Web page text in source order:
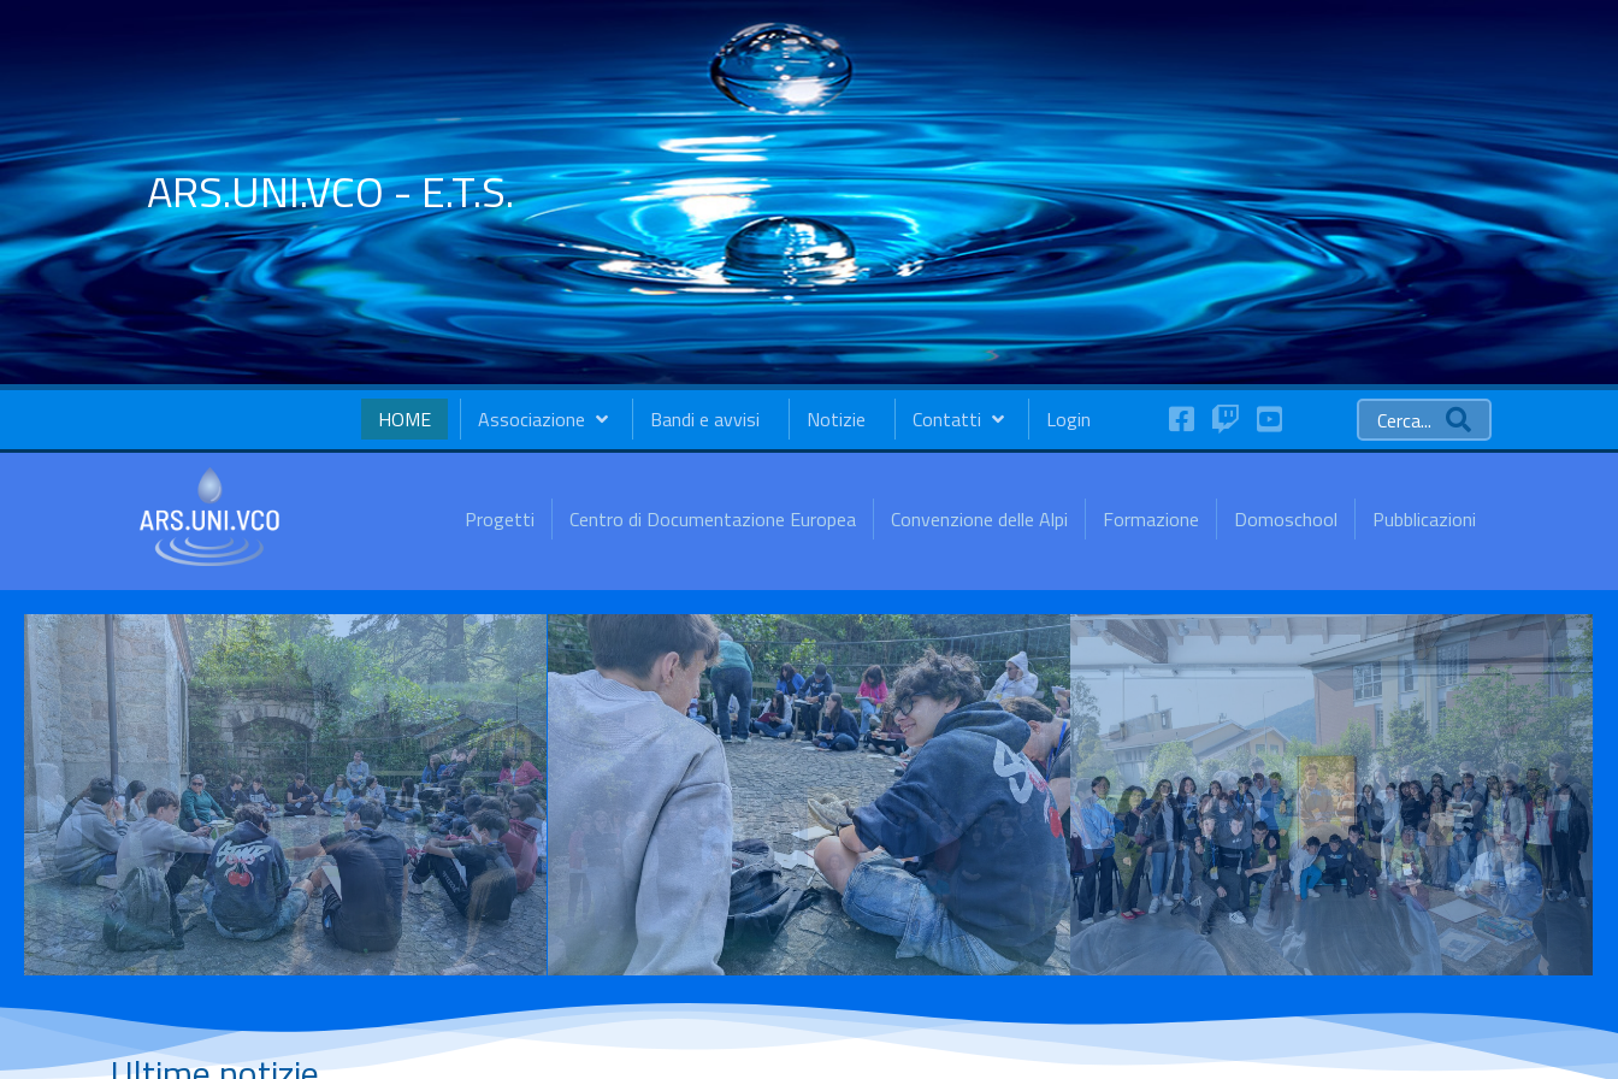
ARS.UNI.VCO - E.T.S.
HOME Associazione Bandi e avvisi Notizie Contatti Login FaceBookTwitchYouTube Cerca...
Progetti Centro di Documentazione Europea Convenzione delle Alpi Formazione Domoschool Pubblicazioni